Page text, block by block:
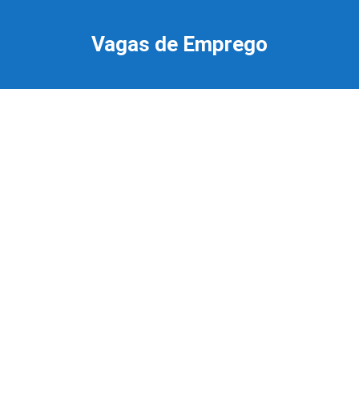
Vagas de Emprego